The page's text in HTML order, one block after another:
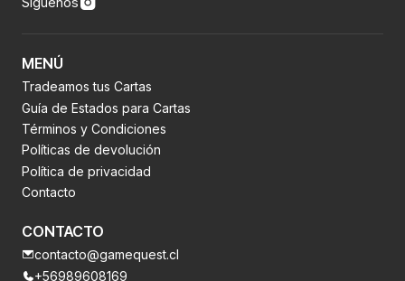
MENÚ
Tradeamos tus Cartas
Guía de Estados para Cartas
Términos y Condiciones
Políticas de devolución
Política de privacidad
Contacto
CONTACTO
contacto@gamequest.cl
+56989608169